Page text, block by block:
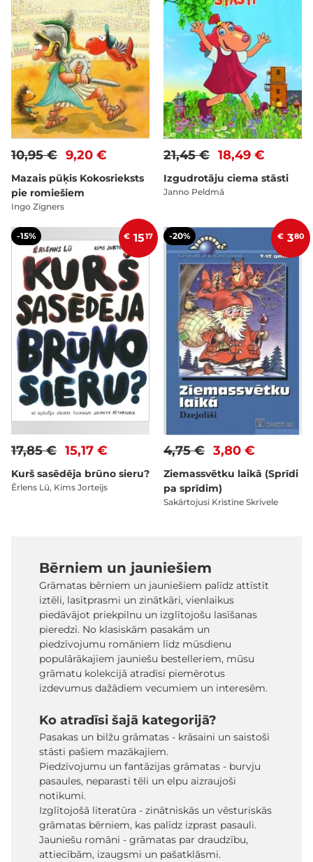
9,20 €
10,95 €
Mazais pūķis Kokosrieksts
pie romiešiem
Ingo Zīgners
18,49 €
21,45 €
Izgudrotāju ciema stāsti
Janno Peldmā
-15% € 1517
15,17 €
17,85 €
Kurš sasēdēja brūno sieru?
Ērlens Lū, Kims Jorteijs
-20% € 380
3,80 €
4,75 €
Ziemassvētku laikā (Sprīdi
pa sprīdim)
Sakārtojusi Kristīne Skrīvele
Bērniem un jauniešiem
Grāmatas bērniem un jauniešiem palīdz attīstīt
iztēli, lasītprasmi un zinātkāri, vienlaikus
piedāvājot priekpilnu un izglītojošu lasīšanas
pieredzi. No klasiskām pasakām un
piedzīvojumu romāniem līdz mūsdienu
populārākajiem jauniešu bestelleriem, mūsu
grāmatu kolekcijā atradīsi piemērotus
izdevumus dažādiem vecumiem un interesēm.
Ko atradīsi šajā kategorijā?
Pasakas un bilžu grāmatas - krāsaini un saistoši
stāsti pašiem mazākajiem.
Piedzīvojumu un fantāzijas grāmatas - burvju
pasaules, neparasti tēli un elpu aizraujoši
notikumi.
Izglītojošā literatūra - zinātniskās un vēsturiskās
grāmatas bērniem, kas palīdz izprast pasauli.
Jauniešu romāni - grāmatas par draudzību,
attiecībām, izaugsmi un pašatklāsmi.